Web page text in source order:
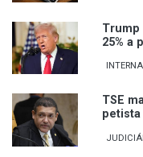
Trump
25% a
TSE
petista